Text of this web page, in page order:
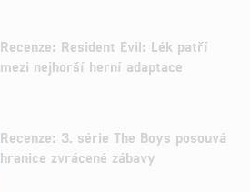
Recenze: Resident Evil: Lék patří
mezi nejhorší herní adaptace
Recenze: 3. série The Boys posouvá
hranice zvrácené zábavy